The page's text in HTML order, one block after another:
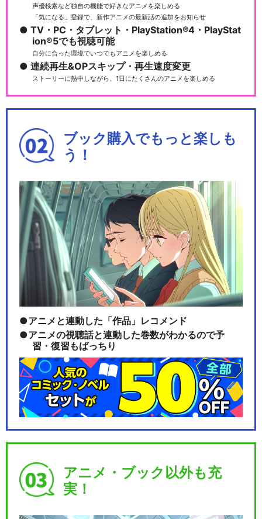
声優検索など独自の機能で好きなアニメを楽しめる
「気になる」登録で、新作アニメの最新話の追加をお知らせ
TV・PC・タブレット・PlayStation®4・PlayStat
ion®5でも視聴可能
自分に合った環境でいつでもアニメを楽しめる
連続再生&OPスキップ・再生速度変更
ストーリーに熱中しながら、1日にたくさんのアニメを楽しめる
ブック購入でもっと楽しも
う！
アニメと連動した「作品」レコメンド
アニメの視聴話と連動した巻数がわかるので予
習・復習もばっちり
アニメ・ブック以外も充
実！